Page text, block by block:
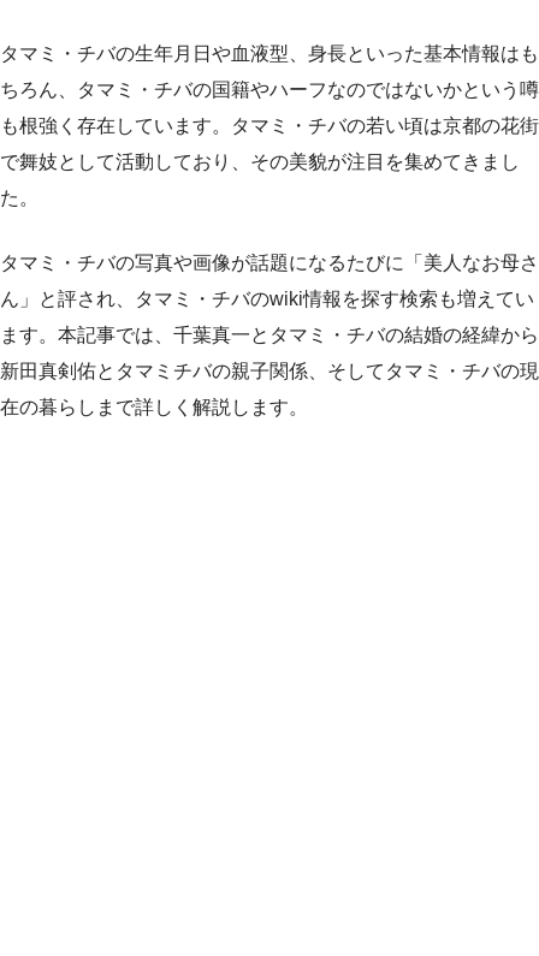
タマミ・チバの生年月日や血液型、身長といった基本情報はも
ちろん、タマミ・チバの国籍やハーフなのではないかという噂
も根強く存在しています。タマミ・チバの若い頃は京都の花街
で舞妓として活動しており、その美貌が注目を集めてきまし
た。
タマミ・チバの写真や画像が話題になるたびに「美人なお母さ
ん」と評され、タマミ・チバのwiki情報を探す検索も増えてい
ます。本記事では、千葉真一とタマミ・チバの結婚の経緯から
新田真剣佑とタマミチバの親子関係、そしてタマミ・チバの現
在の暮らしまで詳しく解説します。